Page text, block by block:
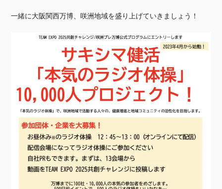
一緒に大阪関西万博、咲洲地域を盛り上げていきましょう！